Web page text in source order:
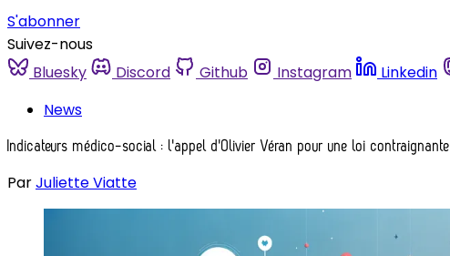
S'abonner
Suivez-nous
Bluesky
Discord Github Instagram Linkedin
News
Indicateurs médico-social : l'appel d'Olivier Véran pour une loi contraignante
ParJuliette Viatte